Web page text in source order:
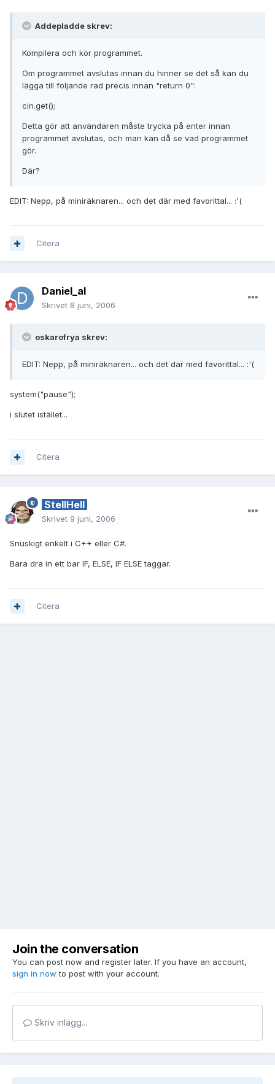
Addepladde skrev:
Kompilera och kör programmet.
Om programmet avslutas innan du hinner se det så kan du
lägga till följande rad precis innan "return 0":
cin.get();
Detta gör att användaren måste trycka på enter innan
programmet avslutas, och man kan då se vad programmet
gör.
Där?
EDIT: Nepp, på miniräknaren... och det där med favorittal... :'(
Citera
Daniel_al
Skrivet 8 juni, 2006
oskarofrya skrev:
EDIT: Nepp, på miniräknaren... och det där med favorittal... :'(
system("pause");
i slutet istället...
Citera
StellHell
Skrivet 9 juni, 2006
Snuskigt enkelt i C++ eller C#.
Bara dra in ett bar IF, ELSE, IF ELSE taggar.
Citera
Join the conversation
You can post now and register later. If you have an account,
sign in now to post with your account.
Skriv inlägg...